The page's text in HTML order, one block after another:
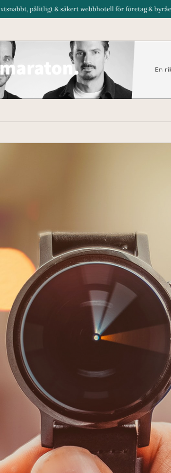
& säkert webbhotell för företag & byråer i Sverige.